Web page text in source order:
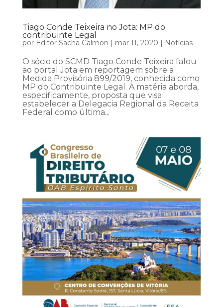
Tiago Conde Teixeira no Jota: MP do
contribuinte Legal
por Editor Sacha Calmon | mar 11, 2020 | Notícias
O sócio do SCMD Tiago Conde Teixeira falou
ao portal Jota em reportagem sobre a
Medida Provisória 899/2019, conhecida como
MP do Contribuinte Legal. A matéria aborda,
especificamente, proposta que visa
estabelecer a Delegacia Regional da Receita
Federal como última...